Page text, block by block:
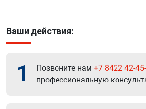
Ваши действия:
1 Позвоните нам +7 8422 42-
профессиональную